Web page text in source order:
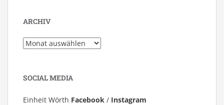
ARCHIV
Archiv
SOCIAL MEDIA
Einheit Wörth Facebook / Instagram